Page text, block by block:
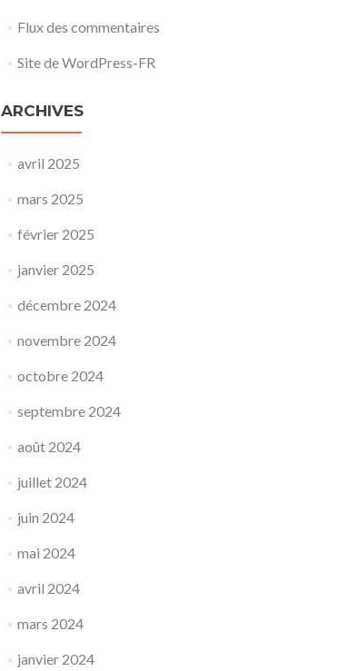
Flux des commentaires
Site de WordPress-FR
ARCHIVES
avril 2025
mars 2025
février 2025
janvier 2025
décembre 2024
novembre 2024
octobre 2024
septembre 2024
août 2024
juillet 2024
juin 2024
mai 2024
avril 2024
mars 2024
janvier 2024